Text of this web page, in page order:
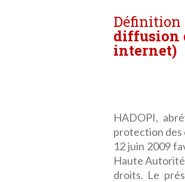
Définition
diffusion
internet)
HADOPI,
protection des
12 juin 2009
Haute
droits. Le